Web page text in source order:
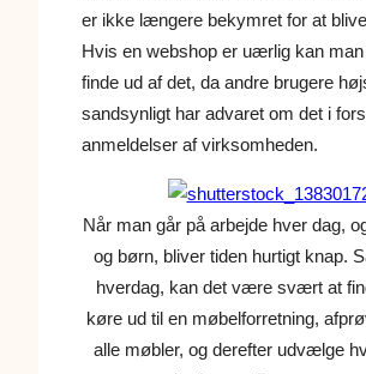
er ikke længere bekymret for at
Hvis en webshop er uærlig kan
finde ud af det, da andre brugere
sandsynligt har advaret om det i
anmeldelser af virksomheden.
Når man går på arbejde hver dag,
og børn, bliver tiden hurtigt knap.
hverdag, kan det være svært at
køre ud til en møbelforretning,
alle møbler, og derefter udvælge